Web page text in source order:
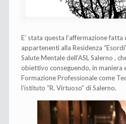
E’ stata questa l’affermazione
appartenenti alla Residenza
Salute Mentale dell’ASL Salerno ,
obiettivo conseguendo, in maniera
Formazione Professionale come
l’istituto “R. Virtuoso” di Salerno.